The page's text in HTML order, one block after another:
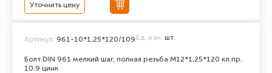
Уточнить цену
Болт DIN 961 мелкий шаг, полная резьба M12*1,25*120 кл.пр.
10.9 цинк
Артикул: 961-10*1,25*120/109 Ед. изм. шт.